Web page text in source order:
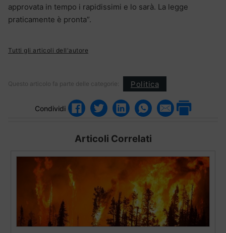
approvata in tempo i rapidissimi e lo sarà. La legge
praticamente è pronta”.
Tutti gli articoli dell'autore
Questo articolo fa parte delle categorie: Politica
Condividi
Articoli Correlati